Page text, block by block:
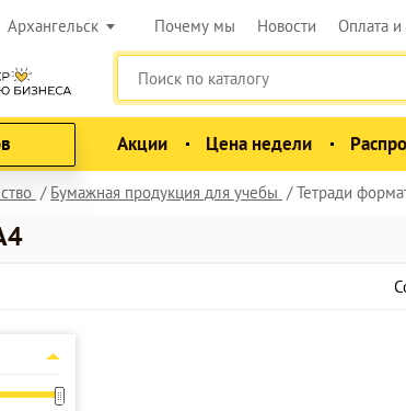
Архангельск Почему мы Новости Оплата и
Акции Цена недели
Бумажная продукция для учебы Тетради